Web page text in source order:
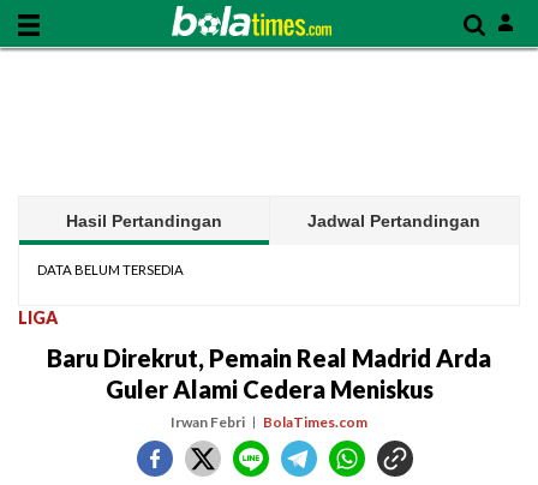
Hasil Pertandingan Jadwal Pertandingan
DATA BELUM TERSEDIA
LIGA
Baru Direkrut, Pemain Real Madrid Arda
Guler Alami Cedera Meniskus
Irwan Febri BolaTimes.com